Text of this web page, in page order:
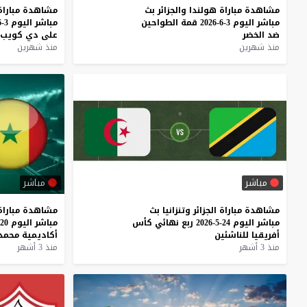
مشاهدة مباراة هولندا والجزائر بث
مباشر اليوم 3-6-2026 قمة الطواحين
ضد الخضر
منذ شهرين
مشاهدة
مباشر اليوم 3-6-2026
على دي كويب
منذ شهرين
مباشر
مشاهدة مباراة الجزائر وتنزانيا بث
مباشر اليوم 24-5-2026 ربع نهائي كأس
أفريقيا للناشئين
منذ 3 أشهر
مباشر
مشاهدة
مباشر اليوم 20-5-2026
أكاديمية
منذ 3 أشهر